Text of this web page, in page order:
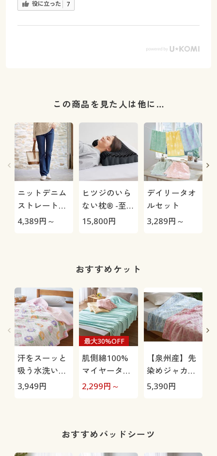
役に立った 7
この商品を見た人は他に…
ニットデニム
ストレートパ
ンツ(スマート
ス・洗濯機
OK・1年中は
ける)
4,389円～
ヒツジのいら
ない枕® -至
極-
15,800円
デイリータオ
ルセット
3,289円～
おすすめケット
汗をスーッと
吸う水洗いキ
ルトケット(肌
3,949円
肌側綿100%
マイヤータオ
ルケット
最大30%OFF
2,299円～
【泉州産】先
染めジャカー
ドタオルケッ
5,390円
おすすめパッドシーツ